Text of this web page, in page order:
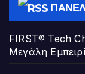
FIRST® Tech
Μεγάλη